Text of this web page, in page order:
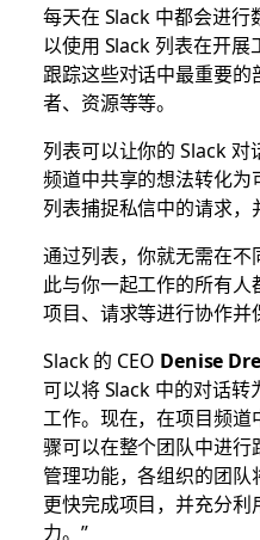
每天在 Slack 中都会进
以使用 Slack 列表在开
跟踪这些对话中最重要
者、资源等等。
列表可以让你的 Slack
频道中共享的想法转化
列表捕捉私信中的请求，
通过列表，你就无需在
此与你一起工作的所有
项目、请求等进行协作并
Slack 的 CEO Denise
可以将 Slack 中的对话
工作。现在，在项目频
骤可以在整个团队中进行
管理功能，各组织的团
更快完成项目，并充分
力。”